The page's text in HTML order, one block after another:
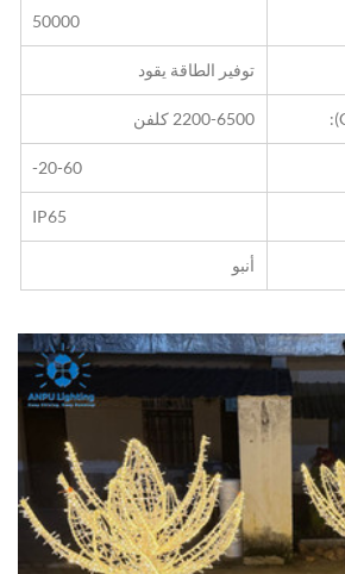
50000
توفير الطاقة يقود
2200-6500 كلفن
-20-60
IP65
أنبو